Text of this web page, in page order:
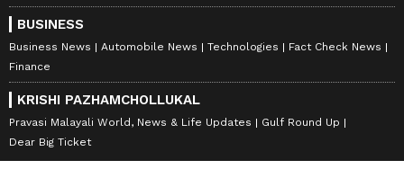
BUSINESS
Business News Automobile News Technologies
Fact Check News
Finance
KRISHI PAZHAMCHOLLUKAL
Pravasi Malayali World, News & Life Updates
Gulf Round Up
Dear Big Ticket